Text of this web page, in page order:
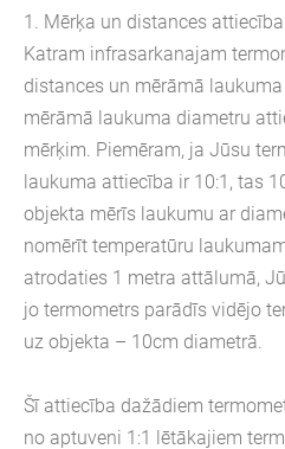
1. Mērķa un distances attiecība
Katram infrasarkanajam
distances un mērāmā
mērāmā laukuma diametru
mērķim. Piemēram, ja Jūsu
laukuma attiecība ir 10:1, tas
objekta mērīs laukumu ar
nomērīt temperatūru
atrodaties 1 metra attālumā,
jo termometrs parādīs vidējo
uz objekta – 10cm diametrā.
Šī attiecība dažādiem
no aptuveni 1:1 lētākajiem